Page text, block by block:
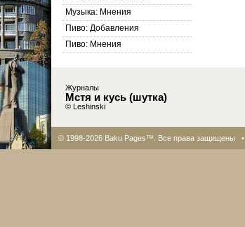
Музыка: Мнения
Пиво: Добавления
Пиво: Мнения
Журналы
Мстя и кусь (шутка)
© Leshinski
© 1998-2026 Baku Pages™. Все права защищены •